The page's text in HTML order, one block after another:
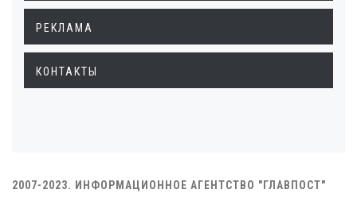
РЕКЛАМА
КОНТАКТЫ
2007-2023. ИНФОРМАЦИОННОЕ АГЕНТСТВО "ГЛАВПОСТ"